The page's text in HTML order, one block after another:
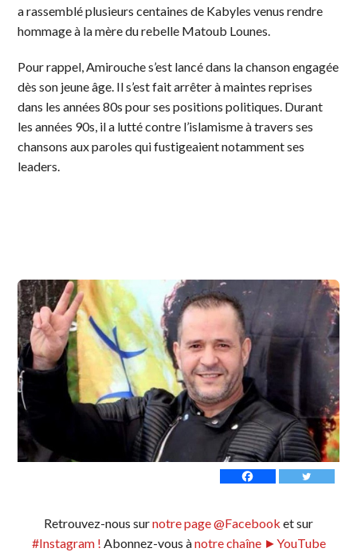
a rassemblé plusieurs centaines de Kabyles venus rendre
hommage à la mère du rebelle Matoub Lounes.
Pour rappel, Amirouche s’est lancé dans la chanson engagée
dès son jeune âge. Il s’est fait arrêter à maintes reprises
dans les années 80s pour ses positions politiques. Durant
les années 90s, il a lutté contre l’islamisme à travers ses
chansons aux paroles qui fustigeaient notamment ses
leaders.
Retrouvez-nous surnotre page @Facebook et sur
#Instagram ! Abonnez-vous ànotre chaîne ►YouTube